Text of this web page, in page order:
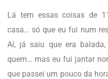
Lá tem essas coisas de
casa… só que eu fui num
Aí, já saiu que era
quem… mas eu fui jantar
que passei um pouco da